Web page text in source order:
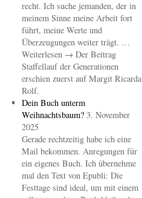
recht. Ich suche jemanden, der in
meinem Sinne meine Arbeit fort
führt, meine Werte und
Überzeugungen weiter trägt. …
Weiterlesen → Der Beitrag
Staffellauf der Generationen
erschien zuerst auf Margit Ricarda
Rolf.
Dein Buch unterm
Weihnachtsbaum? 3. November
2025
Gerade rechtzeitig habe ich eine
Mail bekommen. Anregungen für
ein eigenes Buch. Ich übernehme
mal den Text von Epubli: Die
Festtage sind ideal, um mit einem